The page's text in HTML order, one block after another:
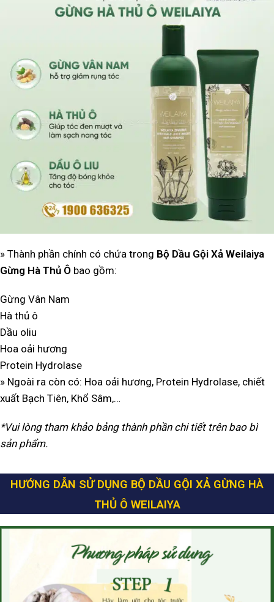
» Thành phần chính có chứa trong Bộ Dầu Gội Xả Weilaiya
Gừng Hà Thủ Ô bao gồm:
Gừng Vân Nam
Hà thủ ô
Dầu oliu
Hoa oải hương
Protein Hydrolase
» Ngoài ra còn có: Hoa oải hương, Protein Hydrolase, chiết
xuất Bạch Tiên, Khổ Sâm,…
*Vui lòng tham khảo bảng thành phần chi tiết trên bao bì
sản phẩm.
HƯỚNG DẪN SỬ DỤNG BỘ DẦU GỘI XẢ GỪNG HÀ
THỦ Ô WEILAIYA